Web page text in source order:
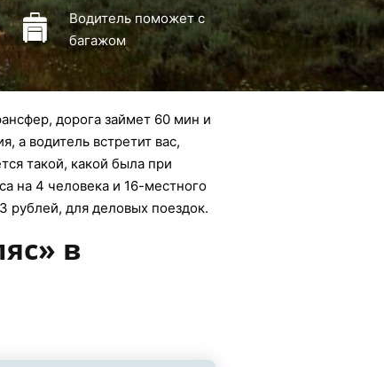
Водитель поможет с
багажом
дорога займет 60 мин и
а водитель встретит вас,
такой, какой была при
на 4 человека и 16-местного
рублей, для деловых поездок.
в